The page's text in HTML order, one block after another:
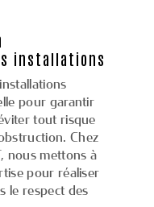
installations
pour garantir
tout risque
Chez
nous mettons à
pour réaliser
le respect des